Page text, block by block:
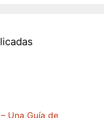
Una Guía de